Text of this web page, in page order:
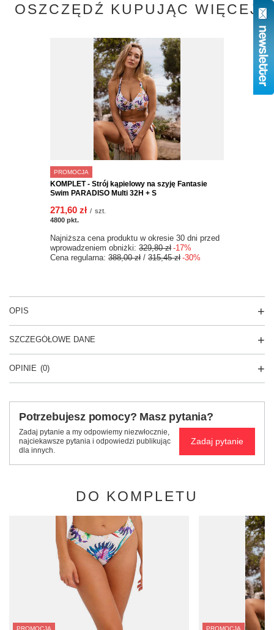
OSZCZĘDŹ KUPUJĄC WIĘCEJ
PROMOCJA
KOMPLET - Strój kąpielowy na szyję Fantasie
Swim PARADISO Multi 32H + S
271,60 zł / szt.
4800 pkt.
Najniższa cena produktu w okresie 30 dni przed
wprowadzeniem obniżki:329,80 zł -17%
Cena regularna:388,00 zł/315,45 zł -30%
OPIS
SZCZEGÓŁOWE DANE
OPINIE (0)
Potrzebujesz pomocy? Masz pytania?
Zadaj pytanie a my odpowiemy niezwłocznie,
najciekawsze pytania i odpowiedzi publikując
dla innych.
Zadaj pytanie
DO KOMPLETU
PROMOCJA PROMOCJA